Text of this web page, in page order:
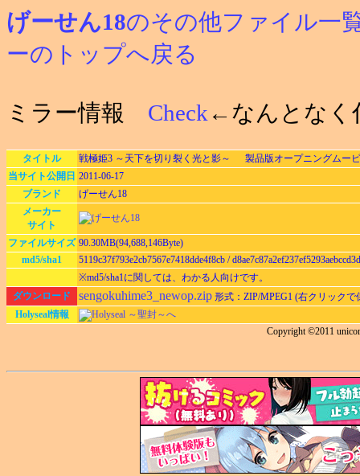
げーせん18のその他ファイル一
ーのトップへ戻る
ミラー情報 Check ←なんとなく
タイトル
戦極姫3 ～天下を切り裂く光と影～ 製品版オープニングムー
当サイト公開日 2011-06-17
ブランド
げーせん18
メーカー
サイト
ファイルサイズ 90.30MB(94,688,146Byte)
md5/sha1
5119c37f793e2cb7567e7418dde4f8cb /
※md5/sha1に関しては、わかる人向けです。
ダウンロード
sengokuhime3_newop.zip 形式：ZIP/MPEG1 (右クリック
Holyseal情報
Holyseal ～聖封～へ
Copyright ©2011